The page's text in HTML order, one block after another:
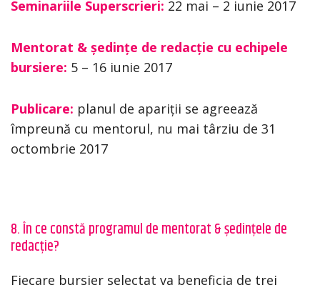
Seminariile Superscrieri: 22 mai – 2 iunie 2017
Mentorat & ședințe de redacție cu echipele
bursiere: 5 – 16 iunie 2017
Publicare: planul de apariții se agreează
împreună cu mentorul, nu mai târziu de 31
octombrie 2017
8. În ce constă programul de mentorat & ședințele de
redacție?
Fiecare bursier selectat va beneficia de trei